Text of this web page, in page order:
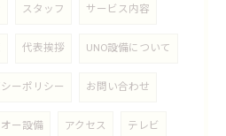
スタッフ サービス内容
代表挨拶 UNO設備について
ーポリシー お問い合わせ
ー設備 アクセス テレビ